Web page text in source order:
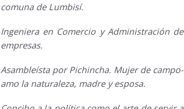
comuna de Lumbisí.
Ingeniera en Comercio y Administración de
empresas.
Asambleísta por Pichincha. Mujer de campo-
amo la naturaleza, madre y esposa.